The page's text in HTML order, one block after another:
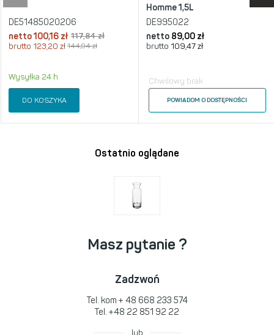
DE51485020206
netto100,16 zł 117,84 zł
brutto 123,20 zł 144,94 zł
Wysyłka 24 h
DO KOSZYKA
Homme 1,5L
DE995022
netto 89,00 zł
brutto 109,47 zł
Chwilowy brak
POWIADOM O DOSTĘPNOŚCI
Ostatnio oglądane
Masz pytanie ?
Zadzwoń
Tel. kom + 48 668 233 574
Tel. +48 22 851 92 22
lub